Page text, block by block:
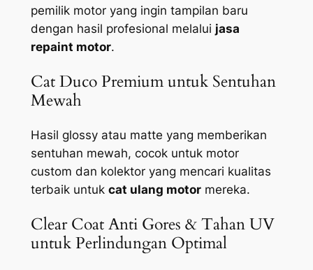
pemilik motor yang ingin tampilan baru
dengan hasil profesional melalui jasa
repaint motor.
Cat Duco Premium untuk Sentuhan
Mewah
Hasil glossy atau matte yang memberikan
sentuhan mewah, cocok untuk motor
custom dan kolektor yang mencari kualitas
terbaik untuk cat ulang motormereka.
Clear Coat Anti Gores & Tahan UV
untuk Perlindungan Optimal